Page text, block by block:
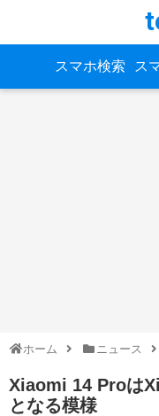
スマホ検索 ス
ホーム ニュース
Xiaomi 14 Proは
となる模様